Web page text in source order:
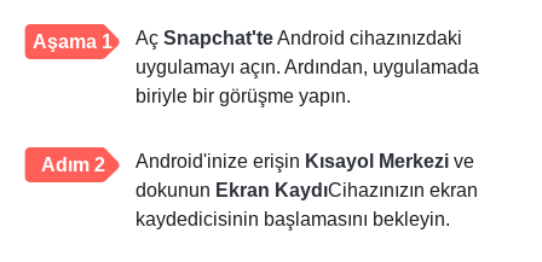
Aşama 1 Aç Snapchat'teAndroid cihazınızdaki
uygulamayı açın. Ardından, uygulamada
biriyle bir görüşme yapın.
Adım 2 Android'inize erişin Kısayol Merkezi ve
dokunun Ekran KaydıCihazınızın ekran
kaydedicisinin başlamasını bekleyin.